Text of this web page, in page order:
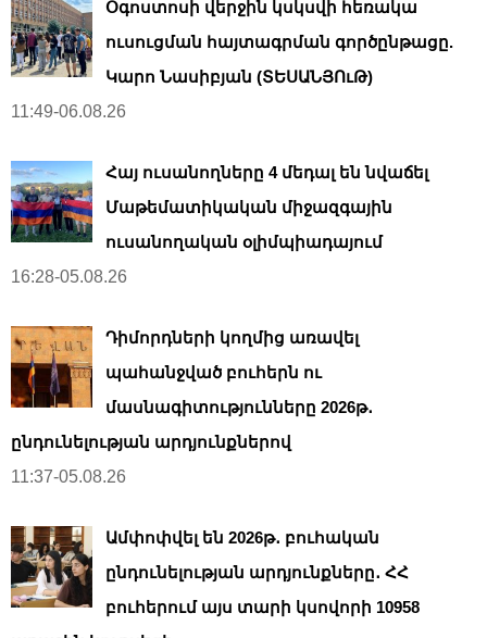
Օգոստոսի վերջին կսկսվի հեռակա
ուսուցման հայտագրման գործընթացը.
Կարո Նասիբյան (ՏԵՍԱՆՅՈւԹ)
11:49-06.08.26
Հայ ուսանողները 4 մեդալ են նվաճել
Մաթեմատիկական միջազգային
ուսանողական օլիմպիադայում
16:28-05.08.26
Դիմորդների կողմից առավել
պահանջված բուհերն ու
մասնագիտությունները 2026թ․
ընդունելության արդյունքներով
11:37-05.08.26
Ամփոփվել են 2026թ․ բուհական
ընդունելության արդյունքները․ ՀՀ
բուհերում այս տարի կսովորի 10958